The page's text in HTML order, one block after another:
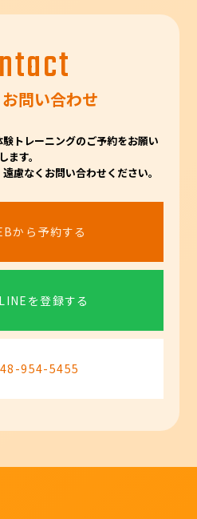
問い合わせ
トレーニングのご予約をお願い
します。
慮なくお問い合わせください。
から予約する
LINEを登録する
954-5455